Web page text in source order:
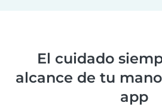
El cuidado
alcance de tu
app